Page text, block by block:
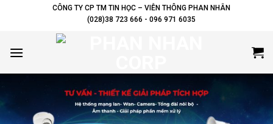
CÔNG TY CP TM TIN HỌC – VIỄN THÔNG PHAN NHÂN
(028)38 723 666 - 096 971 6035